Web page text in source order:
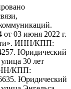
03 июня 2022 г.
ИНН/КПП:
Юридический
30 лет
КПП:
Юридический